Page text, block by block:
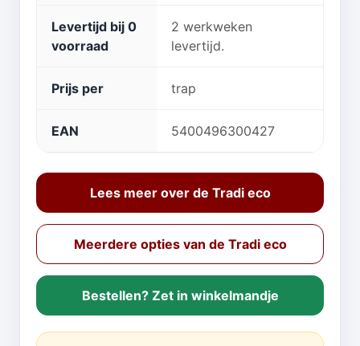
Levertijd bij 0
voorraad
2 werkweken
levertijd.
Prijs per trap
EAN 5400496300427
Lees meer over de Tradi eco
Meerdere opties van de Tradi eco
Bestellen? Zet in winkelmandje